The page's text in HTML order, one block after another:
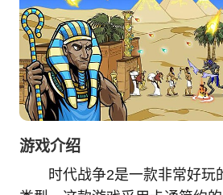
游戏介绍
时代战争2是一款非常好玩